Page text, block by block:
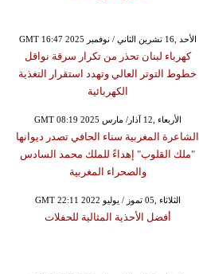
GMT 16:47 2025 الأحد ,16 تشرين الثاني / نوفمبر
كهرباء لبنان تحذر من تكرار سرقة نواقل
خطوط التوتر العالي وتهدد استقرار التغذية
الكهربائية
GMT 08:19 2025 الأربعاء ,12 آذار/ مارس
الشاعرة المغربية سناء الحافي تصدر ديوانها
"ملك القلوب" إهداءً للملك محمد السادس
والصحراء المغربية
GMT 22:11 2022 الثلاثاء ,05 تموز / يوليو
أفضل الأحذية المثالية للحفلات